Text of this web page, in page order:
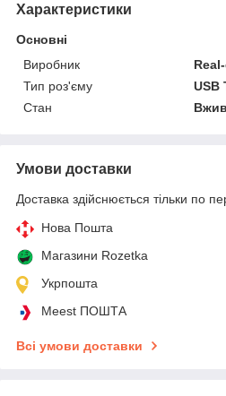
Характеристики
Основні
Виробник
Тип роз'єму
USB
Стан
Умови доставки
Доставка здійснюється тільки по
Нова Пошта
Магазини Rozetka
Укрпошта
Meest ПОШТА
Всі умови доставки